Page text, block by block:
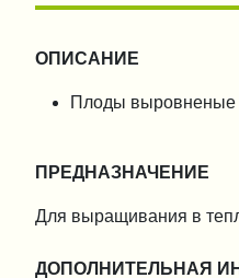
ОПИСАНИЕ
Плоды выровненые
ПРЕДНАЗНАЧЕНИЕ
Для выращивания в
ДОПОЛНИТЕЛЬНАЯ